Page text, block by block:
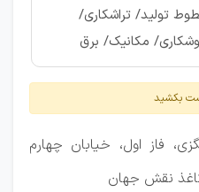
تولید/ تراشکاری/
مکانیک/ برق
بکشید
فاز اول، خیابان چهارم